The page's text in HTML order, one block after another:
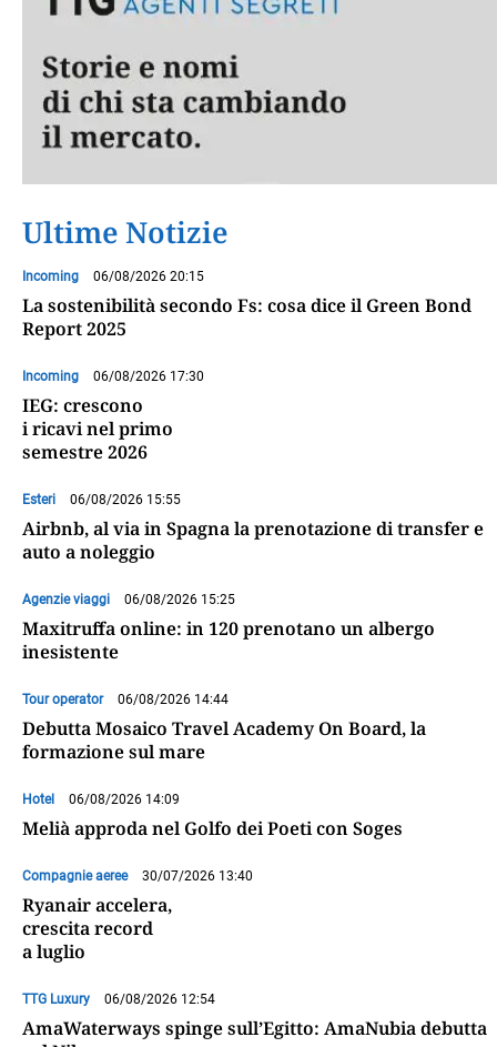
Ultime Notizie
Incoming 06/08/2026 20:15
La sostenibilità secondo Fs: cosa dice il Green Bond
Report 2025
Incoming 06/08/2026 17:30
IEG: crescono
i ricavi nel primo
semestre 2026
Esteri 06/08/2026 15:55
Airbnb, al via in Spagna la prenotazione di transfer e
auto a noleggio
Agenzie viaggi 06/08/2026 15:25
Maxitruffa online: in 120 prenotano un albergo
inesistente
Tour operator 06/08/2026 14:44
Debutta Mosaico Travel Academy On Board, la
formazione sul mare
Hotel 06/08/2026 14:09
Melià approda nel Golfo dei Poeti con Soges
Compagnie aeree 30/07/2026 13:40
Ryanair accelera,
crescita record
a luglio
TTG Luxury 06/08/2026 12:54
AmaWaterways spinge sull’Egitto: AmaNubia debutta